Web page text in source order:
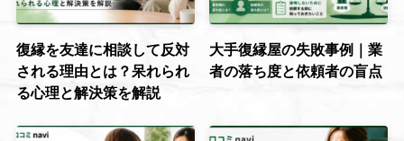
復縁を友達に相談して反対
される理由とは？呆れられ
る心理と解決策を解説
大手復縁屋の失敗事例｜業
者の落ち度と依頼者の盲点